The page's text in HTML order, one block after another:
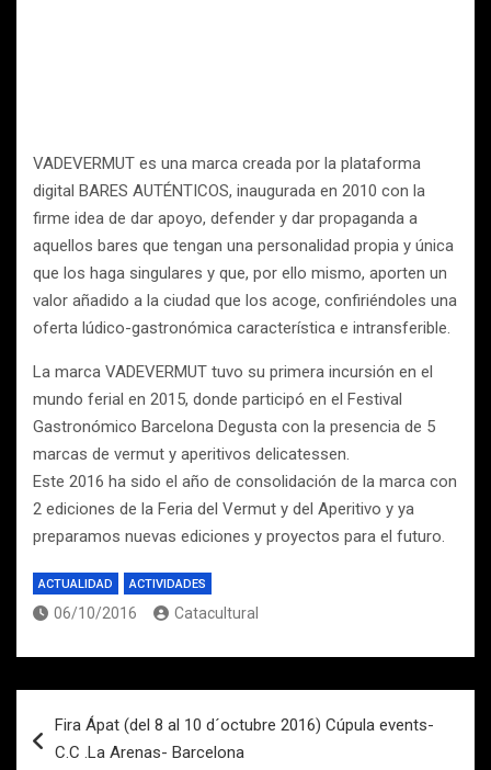
VADEVERMUT es una marca creada por la plataforma
digital BARES AUTÉNTICOS, inaugurada en 2010 con la
firme idea de dar apoyo, defender y dar propaganda a
aquellos bares que tengan una personalidad propia y única
que los haga singulares y que, por ello mismo, aporten un
valor añadido a la ciudad que los acoge, confiriéndoles una
oferta lúdico-gastronómica característica e intransferible.
La marca VADEVERMUT tuvo su primera incursión en el
mundo ferial en 2015, donde participó en el Festival
Gastronómico Barcelona Degusta con la presencia de 5
marcas de vermut y aperitivos delicatessen.
Este 2016 ha sido el año de consolidación de la marca con
2 ediciones de la Feria del Vermut y del Aperitivo y ya
preparamos nuevas ediciones y proyectos para el futuro.
ACTUALIDAD ACTIVIDADES
06/10/2016 Catacultural
de
Fira Ápat (del 8 al 10 d´octubre 2016) Cúpula events-
C.C .La Arenas- Barcelona